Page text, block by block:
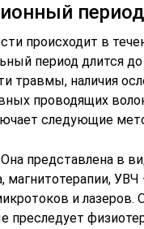
период
происходит в
период длится
травмы, наличия
проводящих
следующие
представлена в
магнитотерапии, УВЧ
и лазеров.
преследует